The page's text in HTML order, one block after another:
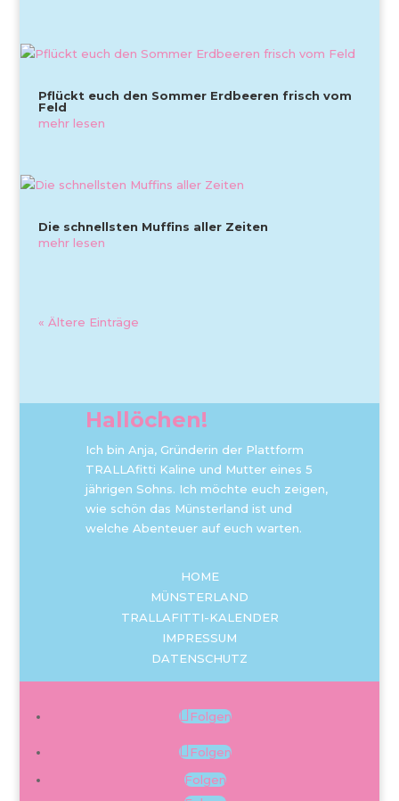
Pflückt euch den Sommer Erdbeeren frisch vom
Feld
mehr lesen
Die schnellsten Muffins aller Zeiten
mehr lesen
« Ältere Einträge
Hallöchen!
Ich bin Anja, Gründerin der Plattform
TRALLAfitti Kaline und Mutter eines 5
jährigen Sohns. Ich möchte euch zeigen,
wie schön das Münsterland ist und
welche Abenteuer auf euch warten.
HOME
MÜNSTERLAND
TRALLAFITTI-KALENDER
IMPRESSUM
DATENSCHUTZ
Folgen
Folgen
Folgen